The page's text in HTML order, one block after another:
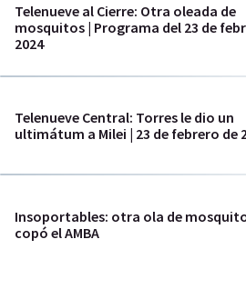
Telenueve al Cierre: Otra oleada de
mosquitos | Programa del 23 de
2024
Telenueve Central: Torres le dio un
ultimátum a Milei | 23 de febrero de
Insoportables: otra ola de
copó el AMBA